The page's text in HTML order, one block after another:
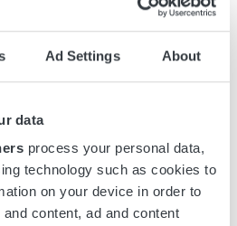
Ad Settings About
data
process your personal data,
technology such as cookies to
on your device in order to
content, ad and content
und industrielle
das Unternehmen
Technologien und
dem Symbiosis 2025-
Anerkennung für das
von Micropower